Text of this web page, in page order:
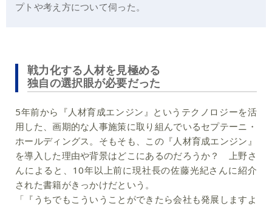
プトや考え方について伺った。
戦力化する人材を見極める
独自の選択眼が必要だった
5年前から『人材育成エンジン』というテクノロジーを活
用した、画期的な人事施策に取り組んでいるセプテーニ・
ホールディングス。そもそも、この『人材育成エンジン』
を導入した理由や背景はどこにあるのだろうか？ 上野さ
んによると、10年以上前に現社長の佐藤光紀さんに紹介
された書籍がきっかけだという。
「『うちでもこういうことができたら会社も発展しますよ